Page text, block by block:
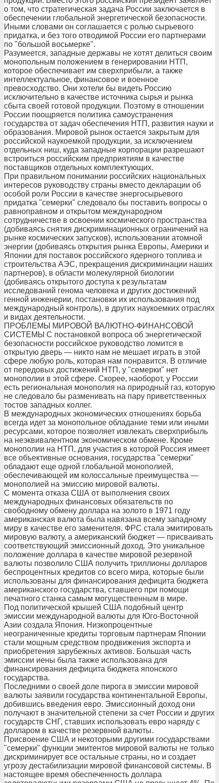
о том, что стратегическая задача России заключается в
обеспечении глобальной энергетической безопасности.
Иными словами он соглашается с ролью сырьевого
придатка, и без того отводимой России его партнерами
по "большой восьмерке".
Разумеется, западные державы не хотят делиться своим
монопольным положением в генерировании НТП,
которое обеспечивает им сверхприбыли, а также
интеллектуальное, финансовое и военное
превосходство. Они хотели бы видеть Россию
исключительно в качестве источника сырья и рынка
сбыта своей готовой продукции. Поэтому в отношении
России поощряется политика самоустранения
государства от задач обеспечения НТП, развития науки и
образования. Мировой рынок остается закрытым для
российской наукоемкой продукции, за исключением
отдельных ниш, куда западные корпорации разрешают
встроиться российским предприятиям в качестве
поставщиков отдельных комплектующих.
При правильном понимании российских национальных
интересов руководству страны вместо декларации об
особой роли России в качестве энергосырьевого
придатка "семерки" следовало бы поставить вопросы о
равноправном и открытом международном
сотрудничестве в освоении космического пространства
(добиваясь снятия дискриминационных ограничений на
рынке космических запусков), использовании атомной
энергии (добиваясь открытия рынка Европы, Америки и
Японии для поставок российского ядерного топлива и
строительства АЭС, прекращения дискриминации наших
партнеров), в области молекулярной биологии
(добиваясь открытого доступа к результатам
исследований генома человека и других достижений
генной инженерии, постановки их использования под
международный контроль), в других наукоемких отраслях
и видах деятельности.
ПРОБЛЕМЫ МИРОВОЙ ВАЛЮТНО-ФИНАНСОВОЙ
СИСТЕМЫ С постановкой вопроса об энергетической
безопасности российское руководство ломится в
открытую дверь — никто нам не мешает играть в этой
сфере любую роль, которая нам понравится. В отличие
от передовых достижений НТП, у "семерки" нет
монополии в этой сфере. Скорее, наоборот, у России
есть региональная монополия на природный газ, которую
не следовало бы разменивать на пару приветственных
тостов западных коллег.
В международных экономических отношениях борьба
всегда идет за монопольное обладание теми или иными
ресурсами, которое позволяет извлекать сверхприбыль
на неэквивалентном экономическом обмене. Кроме
монополии на НТП, для участия в которой Россия имеет
все объективные основания, государства "семерки"
обладают еще одной глобальной монополией,
обеспечивающей им колоссальные преимущества —
монополией на эмиссию мировой валюты.
С момента отказа США от выполнения своих
международных финансовых обязательств по
свободному обмену доллара на золото в 1971 году
американская валюта была навязана всему западному
миру в качестве его заменителя. ФРС стала эмитировать
мировую валюту, а американский бюджет — присваивать
соответствующий эмиссионный доход. Это уникальное
положение доллара в качестве мировой резервной
валюты позволило США получить триллионы долларов
беспроцентных кредитов со всего мира, которые были
использованы для финансирования дефицита бюджета
американского государства, ставшего при помощи
печатного станка самым могущественным в мире.
Под политической крышей США подобный центр
эмиссии международной валюты для Юго-Восточной
Азии создала Япония. Низкопроцентные
неограниченные кредиты торговым партнерам Японии
стали мощным средством продвижения экспорта и
приобретения зарубежных активов. Большая часть
эмиссии иены была также использована для
финансирования дефицита бюджета японского
государства.
Последними о своей доле пирога в эмиссии мировой
валюты заявили государства континентальной Европы,
добившись введения евро. Эмиссионный доход они
получают в значительной степени за счет России и других
государств СНГ, ставших использовать евро наряду с
долларом в качестве резервной валюты.
Присвоение США и некоторыми другими государствами
"семерки" функции эмитентов мировой валюты не только
дискриминирует все остальные страны, но и создает
угрозу дестабилизации мировой финансовой системы. В
настоящее время обеспеченность доллара